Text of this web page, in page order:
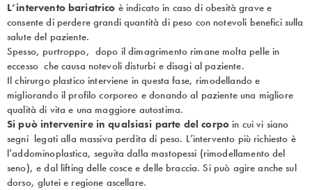
L’intervento bariatrico è indicato in caso di obesità grave e
consente di perdere grandi quantità di peso con notevoli benefici sulla
salute del paziente.
Spesso, purtroppo, dopo il dimagrimento rimane molta pelle in
eccesso che causa notevoli disturbi e disagi al paziente.
Il chirurgo plastico interviene in questa fase, rimodellando e
migliorando il profilo corporeo e donando al paziente una migliore
qualità di vita e una maggiore autostima.
Si può intervenire in qualsiasi parte del corpo in cui vi siano
segni legati alla massiva perdita di peso. L’intervento più richiesto è
l’addominoplastica, seguita dalla mastopessi (rimodellamento del
seno), e dal lifting delle cosce e delle braccia. Si può agire anche sul
dorso, glutei e regione ascellare.